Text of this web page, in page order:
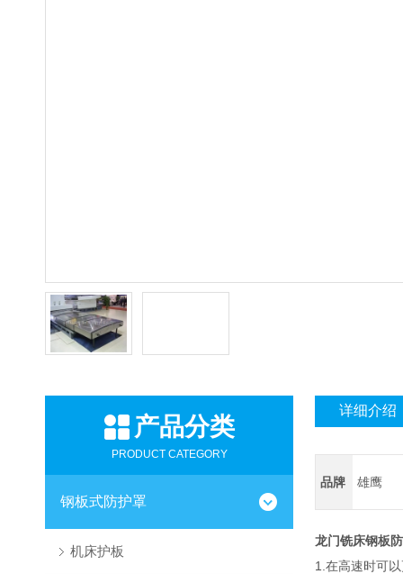
产品分类
PRODUCT CATEGORY
钢板式防护罩
机床护板
详细介绍
品牌 雄鹰
龙门铣床钢板
1.在高速时可